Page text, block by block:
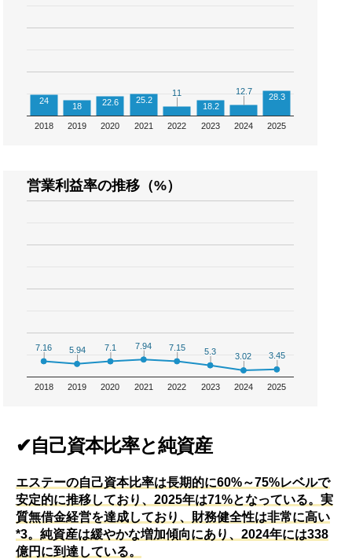
2018 2019 2020 2021 2022 2023 2024 2025
24
18 22.6 25.2
11
11
18.2
12.7
12.7
28.3
営業利益率の推移（%）
2018 2019 2020 2021 2022 2023 2024 2025
7.16
7.16 5.94
5.94 7.1
7.1 7.94
7.94 7.15
7.15 5.3
5.3
3.02
3.02 3.45
3.45
✔自己資本比率と純資産
エステーの自己資本比率は長期的に60%～75%レベルで
安定的に推移しており、2025年は71%となっている。実
質無借金経営を達成しており、財務健全性は非常に高い
*3。純資産は緩やかな増加傾向にあり、2024年には338
億円に到達している。